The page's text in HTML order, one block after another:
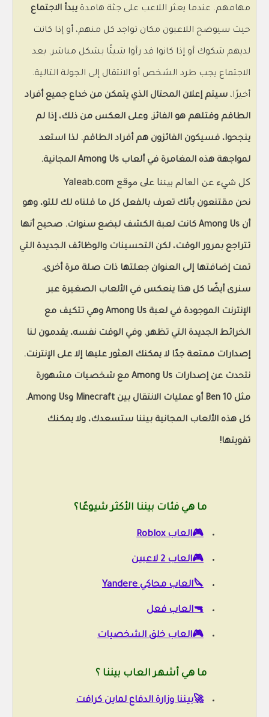
مهامهم. عندما يعثر اللاعب على جثة هامدة يبدأ الاجتماع
حيث سيوضح اللاعبون مكان تواجد كل منهم، أو إذا كانت
لديهم شكوك أو إذا كانوا قد رأوا شيئًا بشكل مباشر. بعد
الاجتماع يجب طرد الشخص أو الانتقال إلى الجولة التالية.
أخيرًا، سيتم إعلان المحتال الذي يتمكن من خداع جميع أفراد
الطاقم وقتلهم هو الفائز. وعلى العكس من ذلك، إذا لم
ينجحوا، فسيكون الفائزون هم أفراد الطاقم. لذا استعد
لمواجهة هذه المغامرة في ألعاب Among Us المجانية.
كل شيء عن العالم بيننا على موقع Yaleab.com
نحن مقتنعون بأنك تعرف بالفعل كل ما قلناه لك للتو، وهو
أن Among Us كانت لعبة الكشف لبضع سنوات. صحيح أنها
تتراجع بمرور الوقت، لكن التحسينات والوظائف الجديدة التي
تمت إضافتها إلى العنوان جعلتها ذات صلة مرة أخرى.
سنرى أيضًا كل هذا ينعكس في الألعاب الصغيرة عبر
الإنترنت الموجودة في لعبة Among Us وهي تتكيف مع
الخرائط الجديدة التي تظهر. وفي الوقت نفسه، يقدمون لنا
إصدارات ممتعة جدًا لا يمكنك العثور عليها إلا على الإنترنت.
نتحدث عن إصدارات Among Us مع شخصيات مشهورة
مثل Ben 10 أو عمليات الانتقال بين Minecraft وAmong Us.
كل هذه الألعاب المجانية بيننا ستسعدك، ولا يمكنك
تفويتها!
ما هي فئات بيننا الأكثر شيوعًا؟
🎮العاب Roblox
🎮العاب 2 لاعبين
🔪العاب محاكي Yandere
🔫العاب فعل
🎮العاب خلق الشخصيات
ما هي أشهر العاب بيننا ؟
🚀بيننا وزارة الدفاع لماين كرافت